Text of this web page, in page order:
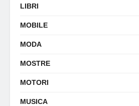
LIBRI
MOBILE
MODA
MOSTRE
MOTORI
MUSICA